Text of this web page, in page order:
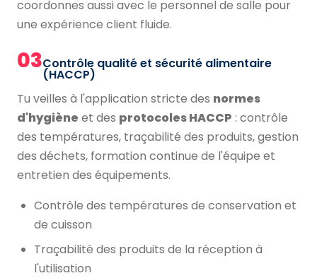
coordonnes aussi avec le personnel de salle pour
une expérience client fluide.
03Contrôle qualité et sécurité alimentaire
(HACCP)
Tu veilles à l'application stricte des normes
d'hygiène et des protocoles HACCP : contrôle
des températures, traçabilité des produits, gestion
des déchets, formation continue de l'équipe et
entretien des équipements.
Contrôle des températures de conservation et
de cuisson
Traçabilité des produits de la réception à
l'utilisation